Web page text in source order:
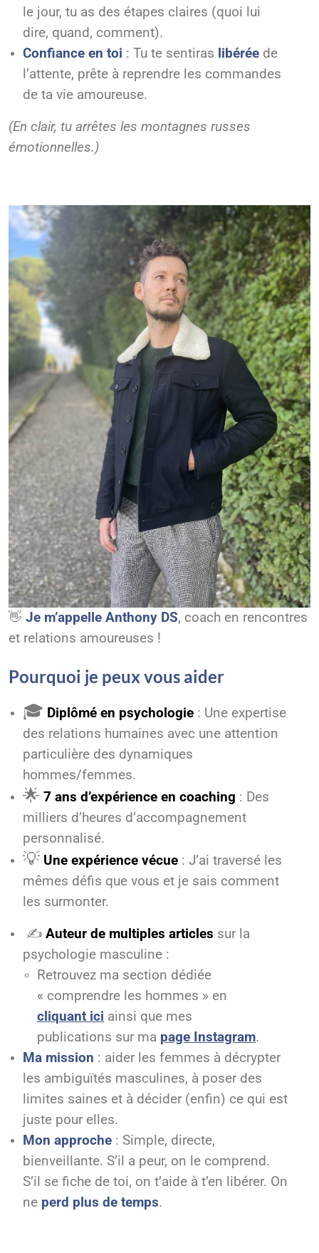
le jour, tu as des étapes claires (quoi lui
dire, quand, comment).
Confiance en toi : Tu te sentiras libérée de
l’attente, prête à reprendre les commandes
de ta vie amoureuse.
(En clair, tu arrêtes les montagnes russes
émotionnelles.)
👋 Je m’appelle Anthony DS, coach en rencontres
et relations amoureuses !
Pourquoi je peux vous aider
🎓 Diplômé en psychologie : Une expertise
des relations humaines avec une attention
particulière des dynamiques
hommes/femmes.
🌟 7 ans d’expérience en coaching : Des
milliers d’heures d’accompagnement
personnalisé.
💡 Une expérience vécue : J’ai traversé les
mêmes défis que vous et je sais comment
les surmonter.
✍️ Auteur de multiples articles sur la
psychologie masculine :
Retrouvez ma section dédiée
« comprendre les hommes » en
cliquant ici ainsi que mes
publications sur ma page Instagram.
Ma mission : aider les femmes à décrypter
les ambiguïtés masculines, à poser des
limites saines et à décider (enfin) ce qui est
juste pour elles.
Mon approche : Simple, directe,
bienveillante. S’il a peur, on le comprend.
S’il se fiche de toi, on t’aide à t’en libérer. On
ne perd plus de temps.